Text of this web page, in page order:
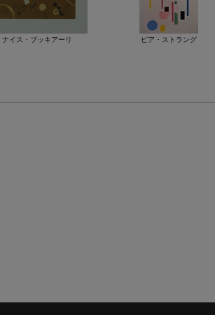
ナイス・ブッキアーリ ピア・ストラング